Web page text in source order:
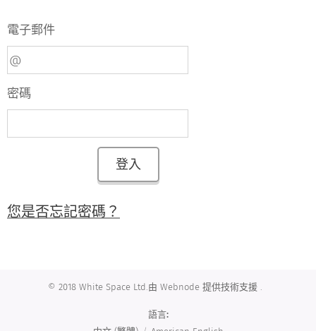
電子郵件
密碼
登入
您是否忘記密碼？
© 2018 White Space Ltd.由 Webnode 提供技術支援 .
語言